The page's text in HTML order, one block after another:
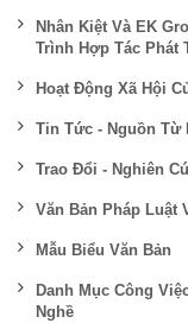
Nhân Kiệt Và EK
Trình Hợp Tác
Hoạt Động Xã Hội
Tin Tức - Nguồn Từ
Trao Đổi - Nghiên
Văn Bản Pháp Luật
Mẫu Biểu Văn Bản
Danh Mục Công
Nghề